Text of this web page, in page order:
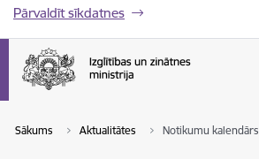
Pārvaldīt sīkdatnes
Sākums Aktualitātes Notikumu kalendārs